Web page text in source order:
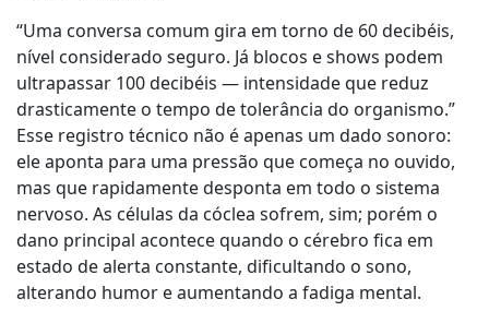
“Uma conversa comum gira em torno de 60 decibéis,
nível considerado seguro. Já blocos e shows podem
ultrapassar 100 decibéis — intensidade que reduz
drasticamente o tempo de tolerância do organismo.”
Esse registro técnico não é apenas um dado sonoro:
ele aponta para uma pressão que começa no ouvido,
mas que rapidamente desponta em todo o sistema
nervoso. As células da cóclea sofrem, sim; porém o
dano principal acontece quando o cérebro fica em
estado de alerta constante, dificultando o sono,
alterando humor e aumentando a fadiga mental.